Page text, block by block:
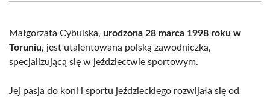
Małgorzata Cybulska, urodzona 28 marca 1998 roku w
Toruniu, jest utalentowaną polską zawodniczką,
specjalizującą się w jeździectwie sportowym.
Jej pasja do koni i sportu jeździeckiego rozwijała się od